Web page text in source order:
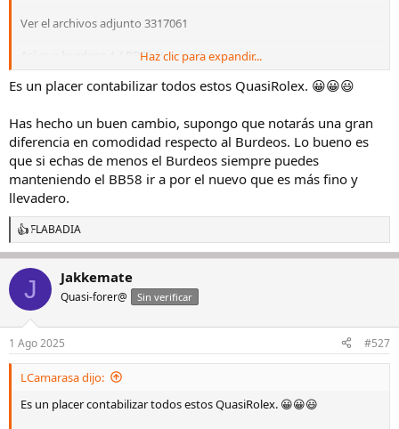
Ver el archivos adjunto 3317061
Así que burdeos-1 / BB58 Negro +1
Gracias al compañero@LCamarasa( guardián de la Casa Tudor ) por
sean 41, 58, 54, pros, GMT...
Haz clic para expandir...
Es un placer contabilizar todos estos QuasiRolex. 😀😀😃
Has hecho un buen cambio, supongo que notarás una gran
diferencia en comodidad respecto al Burdeos. Lo bueno es
que si echas de menos el Burdeos siempre puedes
manteniendo el BB58 ir a por el nuevo que es más fino y
llevadero.
R
e
c
i
e
s
FLABADIA
J Jakkemate
Quasi-forer@ Sin verificar
1 Ago 2025 #527
LCamarasa dijo:
Es un placer contabilizar todos estos QuasiRolex. 😀😀😃